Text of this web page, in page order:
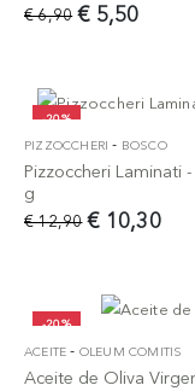
€ 5,50
€ 6,90
-20%
PIZZOCCHERI - BOSCO
Pizzoccheri Laminati
g
€ 10,30
€ 12,90
-20%
ACEITE - OLEUM COMITIS
Aceite de Oliva